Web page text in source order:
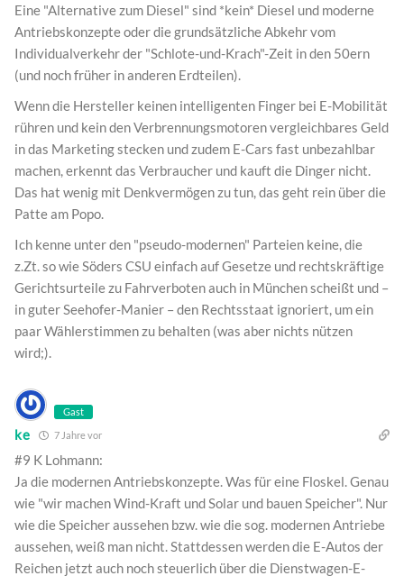
Eine "Alternative zum Diesel" sind *kein* Diesel und moderne
Antriebskonzepte oder die grundsätzliche Abkehr vom
Individualverkehr der "Schlote-und-Krach"-Zeit in den 50ern
(und noch früher in anderen Erdteilen).
Wenn die Hersteller keinen intelligenten Finger bei E-Mobilität
rühren und kein den Verbrennungsmotoren vergleichbares Geld
in das Marketing stecken und zudem E-Cars fast unbezahlbar
machen, erkennt das Verbraucher und kauft die Dinger nicht.
Das hat wenig mit Denkvermögen zu tun, das geht rein über die
Patte am Popo.
Ich kenne unter den "pseudo-modernen" Parteien keine, die
z.Zt. so wie Söders CSU einfach auf Gesetze und rechtskräftige
Gerichtsurteile zu Fahrverboten auch in München scheißt und –
in guter Seehofer-Manier – den Rechtsstaat ignoriert, um ein
paar Wählerstimmen zu behalten (was aber nichts nützen
wird;).
Gast
ke 7 Jahre vor
#9 K Lohmann:
Ja die modernen Antriebskonzepte. Was für eine Floskel. Genau
wie "wir machen Wind-Kraft und Solar und bauen Speicher". Nur
wie die Speicher aussehen bzw. wie die sog. modernen Antriebe
aussehen, weiß man nicht. Stattdessen werden die E-Autos der
Reichen jetzt auch noch steuerlich über die Dienstwagen-E-